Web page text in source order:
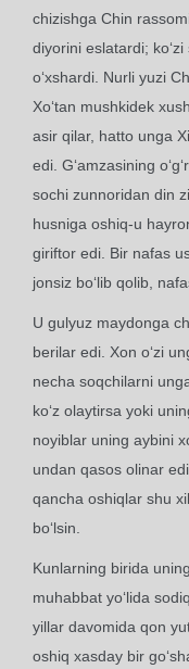
chizishga Chin
diyorini eslatardi;
o‘xshardi. Nurli yuzi
Xo‘tan mushkidek
asir qilar, hatto unga
edi. G‘amzasining
sochi zunnoridan din
husniga oshiq-u
giriftor edi. Bir nafas
jonsiz bo‘lib qolib,
U gulyuz maydonga
berilar edi. Xon o‘zi
necha soqchilarni
ko‘z olaytirsa yoki
noyiblar uning aybini
undan qasos olinar
qancha oshiqlar shu
bo‘lsin.
Kunlarning birida
muhabbat yo‘lida
yillar davomida qon
oshiq xasday bir